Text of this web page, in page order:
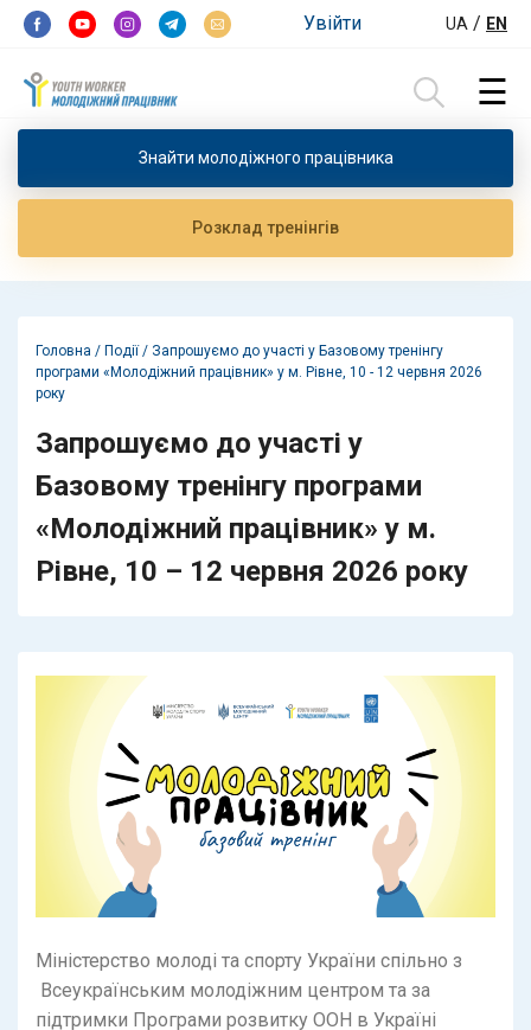
Перейти до контенту Увійти UA / EN
Пошук: ☰
Знайти молодiжного працiвника
Розклад тренiнгiв
Головна / Події/ Запрошуємо до участі у Базовому тренінгу
програми «Молодіжний працівник» у м. Рівне, 10 - 12 червня 2026
року
Запрошуємо до участі у
Базовому тренінгу програми
«Молодіжний працівник» у м.
Рівне, 10 – 12 червня 2026 року
Міністерство молоді та спорту України спільно з
Всеукраїнським молодіжним центром та за
підтримки Програми розвитку ООН в Україні